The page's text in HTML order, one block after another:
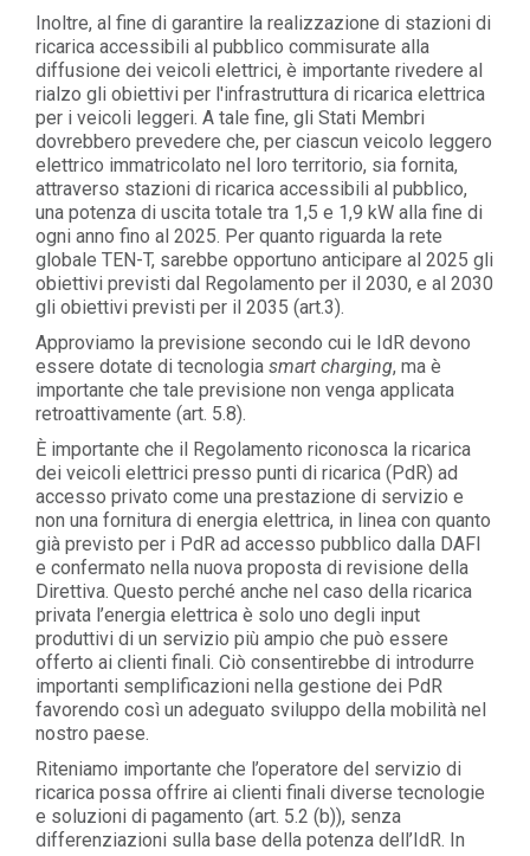
Inoltre, al fine di garantire la realizzazione di stazioni di
ricarica accessibili al pubblico commisurate alla
diffusione dei veicoli elettrici, è importante rivedere al
rialzo gli obiettivi per l'infrastruttura di ricarica elettrica
per i veicoli leggeri. A tale fine, gli Stati Membri
dovrebbero prevedere che, per ciascun veicolo leggero
elettrico immatricolato nel loro territorio, sia fornita,
attraverso stazioni di ricarica accessibili al pubblico,
una potenza di uscita totale tra 1,5 e 1,9 kW alla fine di
ogni anno fino al 2025. Per quanto riguarda la rete
globale TEN-T, sarebbe opportuno anticipare al 2025 gli
obiettivi previsti dal Regolamento per il 2030, e al 2030
gli obiettivi previsti per il 2035 (art.3).
Approviamo la previsione secondo cui le IdR devono
essere dotate di tecnologia smart charging, ma è
importante che tale previsione non venga applicata
retroattivamente (art. 5.8).
È importante che il Regolamento riconosca la ricarica
dei veicoli elettrici presso punti di ricarica (PdR) ad
accesso privato come una prestazione di servizio e
non una fornitura di energia elettrica, in linea con quanto
già previsto per i PdR ad accesso pubblico dalla DAFI
e confermato nella nuova proposta di revisione della
Direttiva. Questo perché anche nel caso della ricarica
privata l’energia elettrica è solo uno degli input
produttivi di un servizio più ampio che può essere
offerto ai clienti finali. Ciò consentirebbe di introdurre
importanti semplificazioni nella gestione dei PdR
favorendo così un adeguato sviluppo della mobilità nel
nostro paese.
Riteniamo importante che l’operatore del servizio di
ricarica possa offrire ai clienti finali diverse tecnologie
e soluzioni di pagamento (art. 5.2 (b)), senza
differenziazioni sulla base della potenza dell’IdR. In